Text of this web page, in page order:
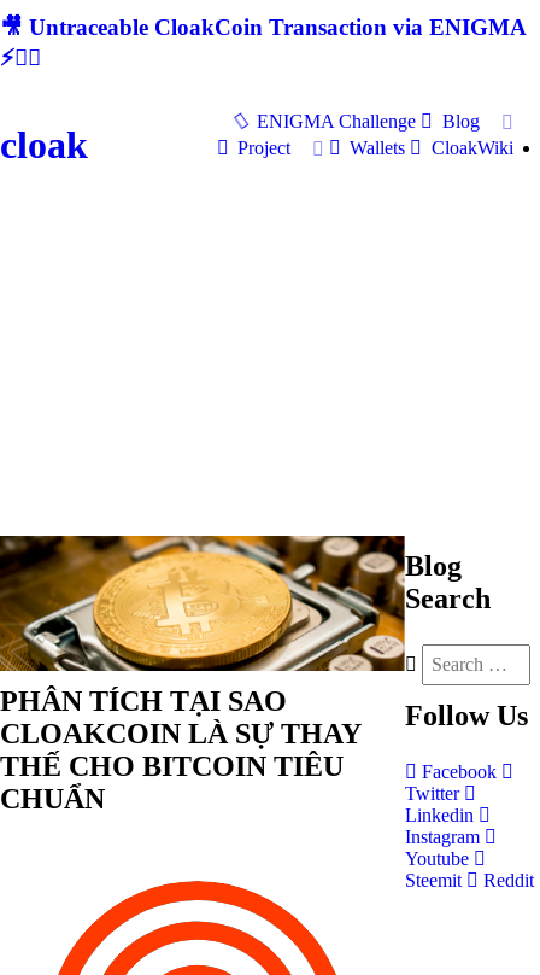
🎥 Untraceable CloakCoin Transaction via ENIGMA
⚡🕵‍♂
cloak
ENIGMA Challenge
Blog
Project
Wallets CloakWiki
PHÂN TÍCH TẠI SAO
CLOAKCOIN LÀ SỰ THAY
THẾ CHO BITCOIN TIÊU
CHUẨN
Blog
Search
Follow Us
Facebook
Twitter
Linkedin
Instagram
Youtube
Steemit
Reddit